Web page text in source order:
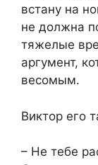
встану на
не должна
тяжелые
аргумент,
весомым.
Виктор его
– Не тебе